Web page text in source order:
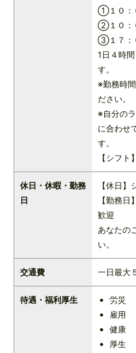
①１０：
②１０：
③１７：
1日４時
す。
※勤務時
ださい。
※自分の
に合わせ
す。
【シフト
休日・休暇・勤務
日
【休日
【勤務
歓迎
あなたの
い。
交通費 一日最大
待遇・福利厚生
労災
雇用
健康
厚生